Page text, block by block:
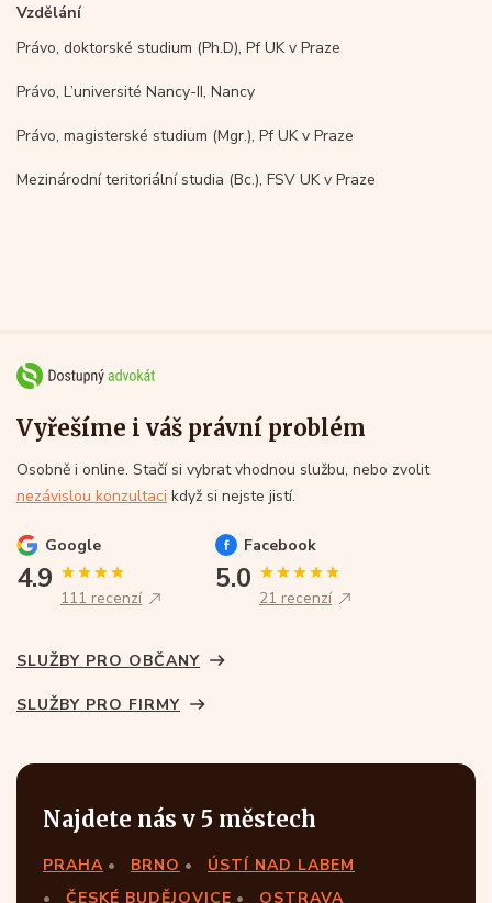
Vzdělání
Právo, doktorské studium (Ph.D), Pf UK v Praze
Právo, L’université Nancy-II, Nancy
Právo, magisterské studium (Mgr.), Pf UK v Praze
Mezinárodní teritoriální studia (Bc.), FSV UK v Praze
Vyřešíme i váš právní problém
Osobně i online. Stačí si vybrat vhodnou službu, nebo zvolit
nezávislou konzultaci když si nejste jistí.
Google
4.9
111 recenzí
Facebook
5.0
21 recenzí
SLUŽBY PRO OBČANY
SLUŽBY PRO FIRMY
Najdete nás v 5 městech
PRAHA BRNO
ÚSTÍ NAD LABEM
ČESKÉ BUDĚJOVICE
OSTRAVA